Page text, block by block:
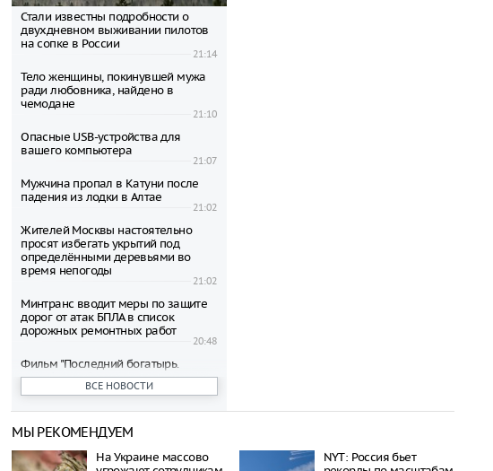
Стали известны подробности о
двухдневном выживании пилотов
на сопке в России
21:14
Тело женщины, покинувшей мужа
ради любовника, найдено в
чемодане
21:10
Опасные USB-устройства для
вашего компьютера
21:07
Мужчина пропал в Катуни после
падения из лодки в Алтае
21:02
Жителей Москвы настоятельно
просят избегать укрытий под
определёнными деревьями во
время непогоды
21:02
Минтранс вводит меры по защите
дорог от атак БПЛА в список
дорожных ремонтных работ
20:48
Фильм "Последний богатырь.
Колобок" собрал почти 45
миллионов рублей в день
20:42
Зеленский объявил о намерении
запустить спецоперацию по
санкциям против России
ВСЕ НОВОСТИ
МЫ РЕКОМЕНДУЕМ
На Украине массово
NYT: Россия бьет